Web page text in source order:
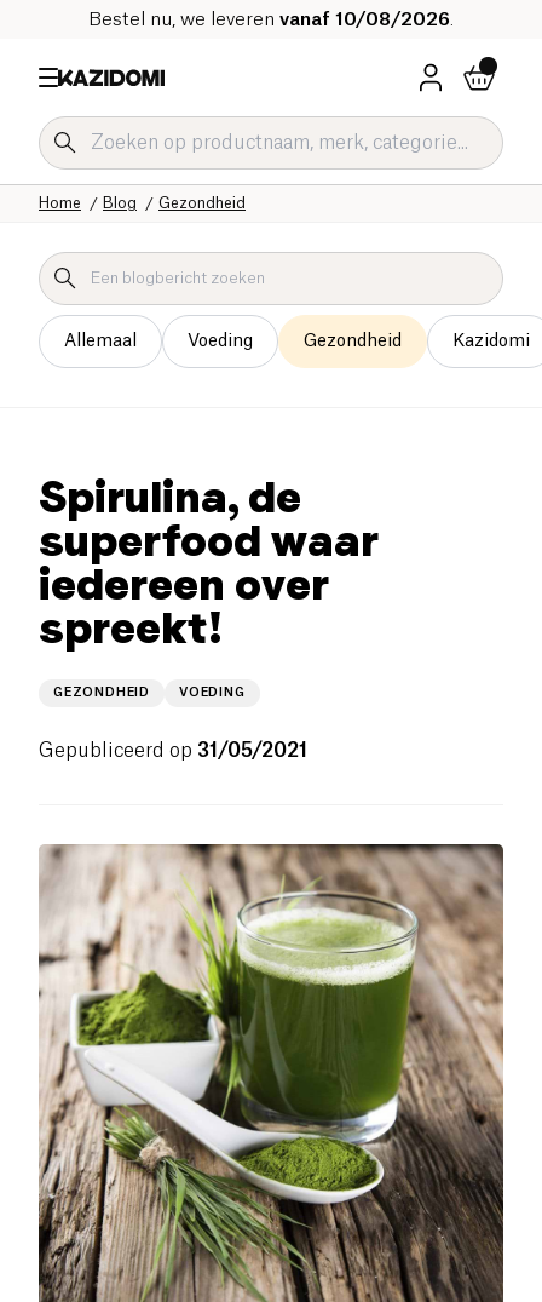
Bestel nu, we leveren vanaf 10/08/2026
Gezondheid
Blog
Home
Allemaal Voeding Gezondheid Kazidomi
Spirulina, de
superfood waar
iedereen over
spreekt!
GEZONDHEID VOEDING
Gepubliceerd op 31/05/2021